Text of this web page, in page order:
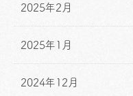
2025年2月
2025年1月
2024年12月